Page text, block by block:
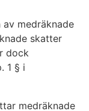
medräknade
skatter
dock
1 § i
medräknade